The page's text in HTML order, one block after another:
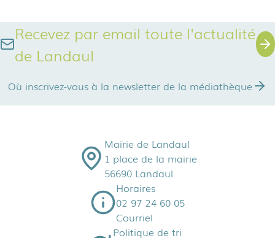
Recevez par email toute l'actualité
de Landaul
Où inscrivez-vous à la newsletter de la médiathèque
Mairie de Landaul
1 place de la mairie
56690 Landaul
Horaires
02 97 24 60 05
Courriel
Politique de tri